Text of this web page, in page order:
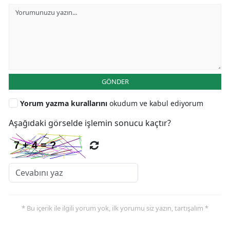
GÖNDER
Yorum yazma kurallarını okudum ve kabul ediyorum
Aşağıdaki görselde işlemin sonucu kaçtır?
* Bu içerik ile ilgili yorum yok, ilk yorumu siz yazın, tartışalım *